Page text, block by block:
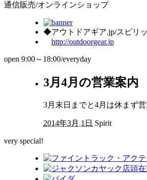
通信販売/オンラインショップ
◆アウトドアギア.jp/スピリ
http://outdoorgear.jp
open 9:00～18:00/everyday
3月4月の営業案内
3月末日までと4月は休まず
2014年3月 1日 Spirit
very special!